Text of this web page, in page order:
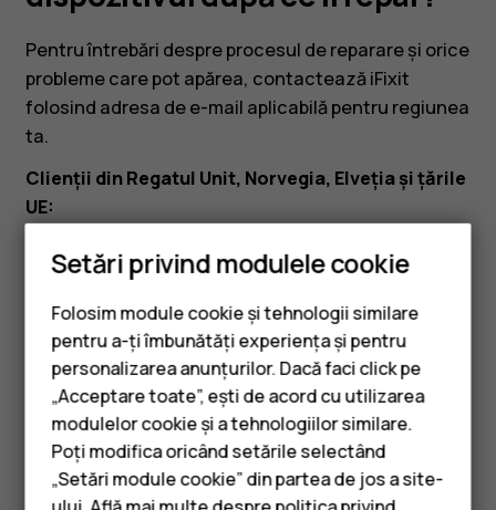
ce
îl
repar?
Smartphone-uri
Telefoane clasice
Pentru întrebări despre procesul de reparare și orice
probleme care pot apărea, contactează iFixit
folosind adresa de e-mail aplicabilă pentru regiunea
ta.
Clienții din Regatul Unit, Norvegia, Elveția și țările
UE:
eustore@ifixit.com
9:00-16:00 CET, luni-vineri Limbi:
germană, engleză, franceză, italiană
Clienții din Australia:
ausupport@ifixit.com8:00-17:00 PST, luni-vineri
Limbi: engleză
Setări privind modulele cookie
Folosim module cookie și tehnologii similare
pentru a-ți îmbunătăți experiența și pentru
personalizarea anunțurilor. Dacă faci click pe
„Acceptare toate”, ești de acord cu utilizarea
modulelor cookie și a tehnologiilor similare.
Poți modifica oricând setările selectând
„Setări module cookie” din partea de jos a site-